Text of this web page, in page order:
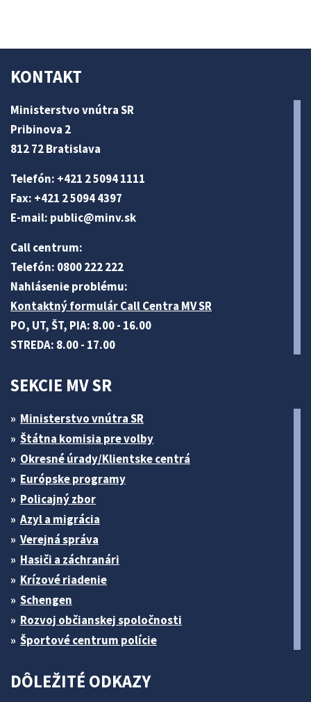
KONTAKT
Ministerstvo vnútra SR
Pribinova 2
812 72 Bratislava
Telefón: +421 2 5094 1111
Fax: +421 2 5094 4397
E-mail: public@minv.sk
Call centrum:
Telefón: 0800 222 222
Nahlásenie problému:
Kontaktný formulár Call Centra MV SR
PO, UT, ŠT, PIA: 8.00 - 16.00
STREDA: 8.00 - 17.00
SEKCIE MV SR
Ministerstvo vnútra SR
Štátna komisia pre volby
Okresné úrady/Klientske centrá
Európske programy
Policajný zbor
Azyl a migrácia
Verejná správa
Hasiči a záchranári
Krízové riadenie
Schengen
Rozvoj občianskej spoločnosti
Športové centrum polície
DÔLEŽITÉ ODKAZY